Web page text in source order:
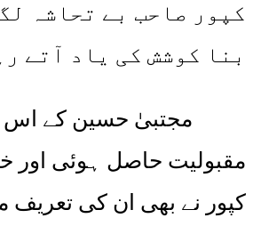
کپور صاحب بے تحاشہ
بنا کوشش کی یاد آتے
مجتبیٰ حسین کے اس
مقبولیت حاصل ہوئی اور
کپور نے بھی ان کی تعریف